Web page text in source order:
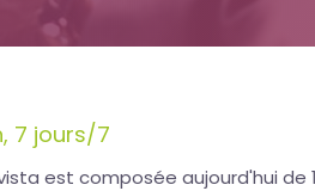
7 jours/7
est composée aujourd'hui de